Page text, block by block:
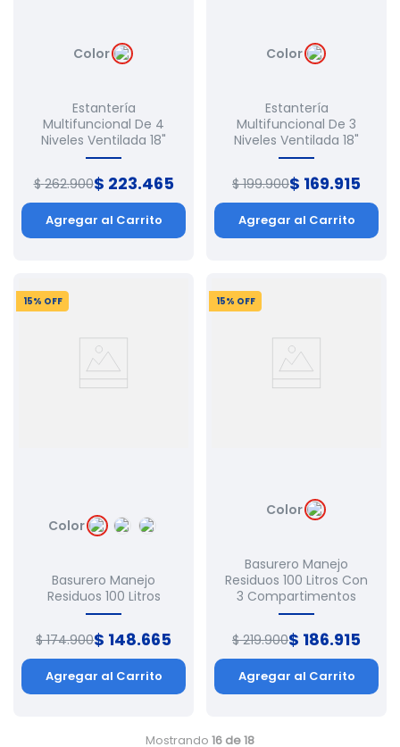
Color
Estantería
Multifuncional De 4
Niveles Ventilada 18"
$ 262.900$ 223.465
Agregar al Carrito
Color
Estantería
Multifuncional De 3
Niveles Ventilada 18"
$ 199.900$ 169.915
Agregar al Carrito
15% OFF
Color
Basurero Manejo
Residuos 100 Litros
$ 174.900$ 148.665
Agregar al Carrito
15% OFF
Color
Basurero Manejo
Residuos 100 Litros Con
3 Compartimentos
$ 219.900$ 186.915
Agregar al Carrito
Mostrando 16 de 18